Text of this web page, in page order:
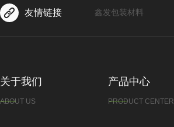
友情链接 鑫发包装材料
关于我们
ABOUT US
产品中心
PRODUCT CENTER